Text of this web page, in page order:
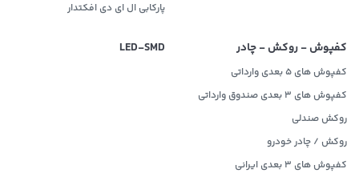
پارکابی ال ای دی افکتدار
کفپوش - روکش - چادر
کفپوش های 5 بعدی وارداتی
کفپوش های 3 بعدی صندوق وارداتی
روکش صندلی
روکش / چادر خودرو
کفپوش های ۳ بعدی ایرانی
LED‌-SMD